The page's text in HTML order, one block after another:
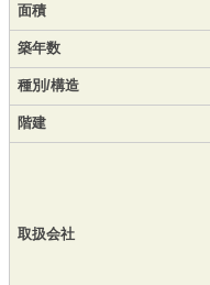
面積
築年数
種別/構造
階建
取扱会社